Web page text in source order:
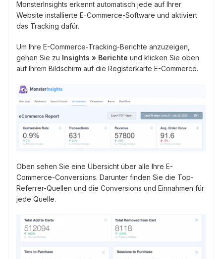
MonsterInsights erkennt automatisch jede auf Ihrer
Website installierte E-Commerce-Software und aktiviert
das Tracking dafür.
Um Ihre E-Commerce-Tracking-Berichte anzuzeigen,
gehen Sie zu Insights » Berichte und klicken Sie oben
auf Ihrem Bildschirm auf die Registerkarte E-Commerce.
Oben sehen Sie eine Übersicht über alle Ihre E-
Commerce-Conversions. Darunter finden Sie die Top-
Referrer-Quellen und die Conversions und Einnahmen für
jede Quelle.